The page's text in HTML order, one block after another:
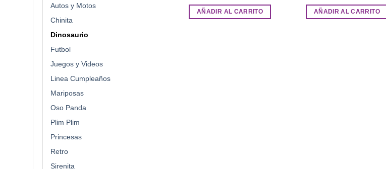
Autos y Motos
Chinita
Dinosaurio
Futbol
Juegos y Videos
Linea Cumpleaños
Mariposas
Oso Panda
Plim Plim
Princesas
Retro
Sirenita
AÑADIR AL CARRITO AÑADIR AL CARRITO